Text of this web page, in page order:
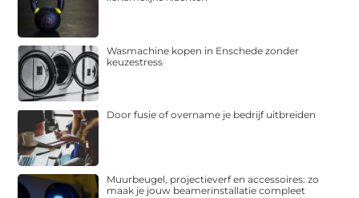
Wasmachine kopen in Enschede zonder
keuzestress
Door fusie of overname je bedrijf uitbreiden
Muurbeugel, projectieverf en accessoires: zo
maak je jouw beamerinstallatie compleet